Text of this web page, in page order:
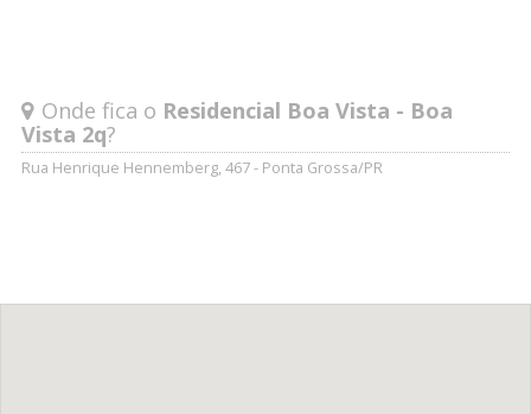
Onde fica o Residencial Boa Vista - Boa
Vista 2q?
Rua Henrique Hennemberg, 467 - Ponta Grossa/PR